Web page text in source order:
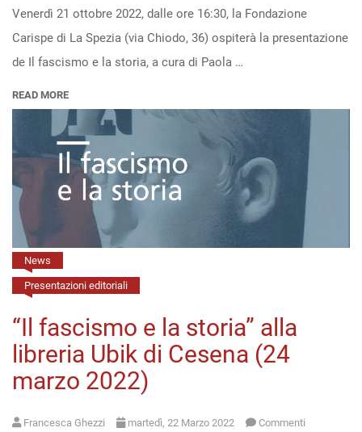
Presentazione
de
“Il
e
la
storia”
(Società
Alighieri
La
Spezia,
21
2022)
Venerdì 21 ottobre 2022, dalle ore 16:30, la Fondazione
Carispe di La Spezia (via Chiodo, 36) ospiterà la presentazione
de Il fascismo e la storia, a cura di Paola …
READ MORE
News
Presentazioni editoriali
“Il fascismo e la storia” alla
libreria Ubik di Cesena (24
marzo 2022)
Francesca Ghezzi martedì, 22 Marzo 2022 Commenti